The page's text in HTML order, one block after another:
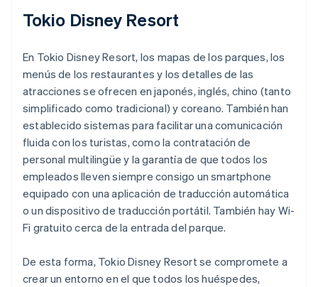
Tokio Disney Resort
En Tokio Disney Resort, los mapas de los parques, los
menús de los restaurantes y los detalles de las
atracciones se ofrecen en japonés, inglés, chino (tanto
simplificado como tradicional) y coreano. También han
establecido sistemas para facilitar una comunicación
fluida con los turistas, como la contratación de
personal multilingüe y la garantía de que todos los
empleados lleven siempre consigo un smartphone
equipado con una aplicación de traducción automática
o un dispositivo de traducción portátil. También hay Wi-
Fi gratuito cerca de la entrada del parque.
De esta forma, Tokio Disney Resort se compromete a
crear un entorno en el que todos los huéspedes,